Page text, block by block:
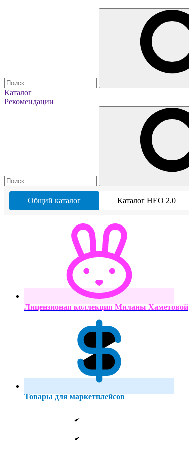
Каталог
Рекомендации
Общий каталог Каталог НЕО 2.0
Лицензионая коллекция Миланы Хаметовой
Товары для маркетплейсов